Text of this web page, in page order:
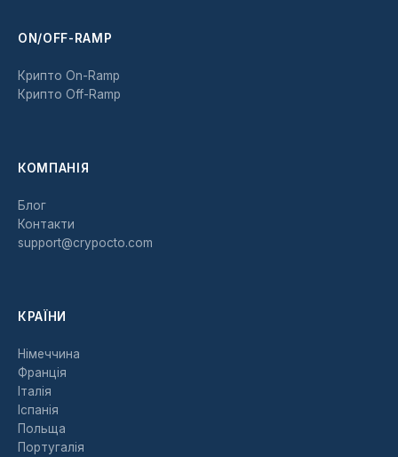
ON/OFF-RAMP
Крипто On-Ramp
Крипто Off-Ramp
КОМПАНІЯ
Блог
Контакти
support@crypocto.com
КРАЇНИ
Німеччина
Франція
Італія
Іспанія
Польща
Португалія